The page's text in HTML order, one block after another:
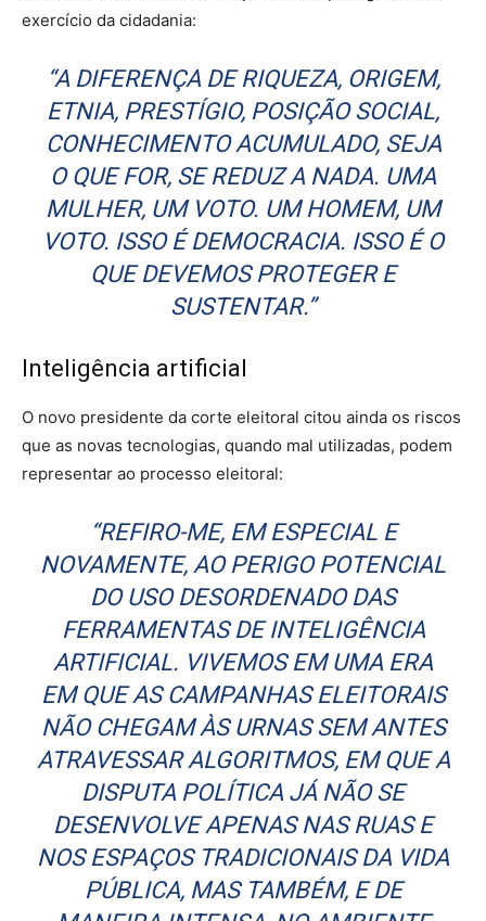
exercício da cidadania:
“A DIFERENÇA DE RIQUEZA, ORIGEM,
ETNIA, PRESTÍGIO, POSIÇÃO SOCIAL,
CONHECIMENTO ACUMULADO, SEJA
O QUE FOR, SE REDUZ A NADA. UMA
MULHER, UM VOTO. UM HOMEM, UM
VOTO. ISSO É DEMOCRACIA. ISSO É O
QUE DEVEMOS PROTEGER E
SUSTENTAR.”
Inteligência artificial
O novo presidente da corte eleitoral citou ainda os riscos
que as novas tecnologias, quando mal utilizadas, podem
representar ao processo eleitoral:
“REFIRO-ME, EM ESPECIAL E
NOVAMENTE, AO PERIGO POTENCIAL
DO USO DESORDENADO DAS
FERRAMENTAS DE INTELIGÊNCIA
ARTIFICIAL. VIVEMOS EM UMA ERA
EM QUE AS CAMPANHAS ELEITORAIS
NÃO CHEGAM ÀS URNAS SEM ANTES
ATRAVESSAR ALGORITMOS, EM QUE A
DISPUTA POLÍTICA JÁ NÃO SE
DESENVOLVE APENAS NAS RUAS E
NOS ESPAÇOS TRADICIONAIS DA VIDA
PÚBLICA, MAS TAMBÉM, E DE